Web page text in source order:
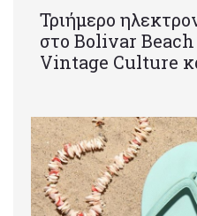
Τριήμερο
στο Bolivar
Vintage Culture